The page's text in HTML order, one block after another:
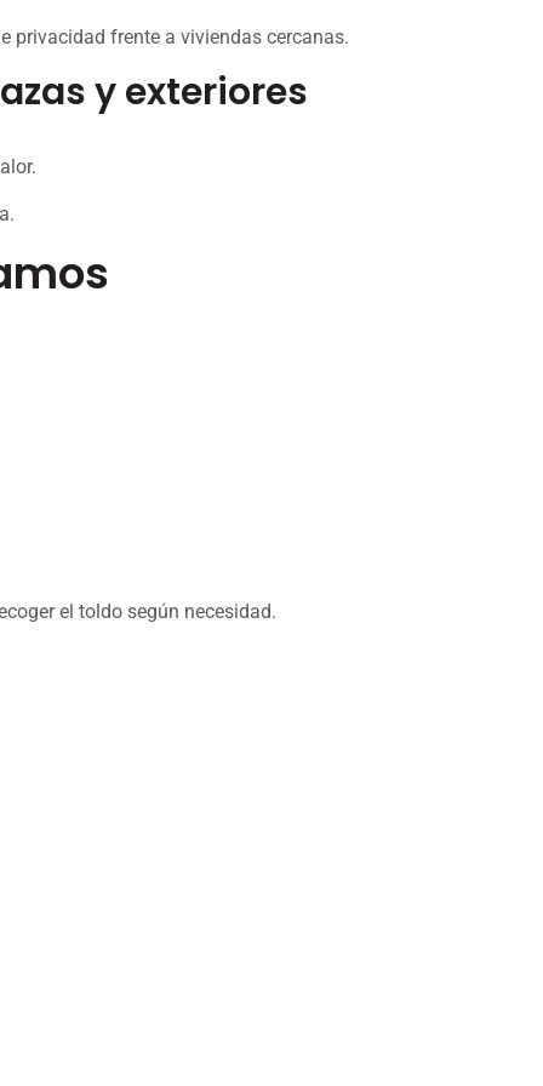
privacidad frente a viviendas cercanas.
y exteriores
el toldo según necesidad.